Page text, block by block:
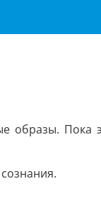
образы. Пока